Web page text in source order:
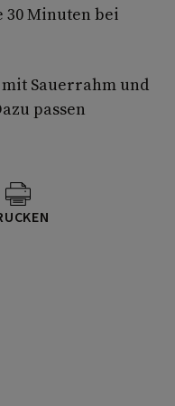
30 Minuten bei
Sauerrahm und
passen